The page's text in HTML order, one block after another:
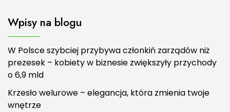
Wpisy na blogu
W Polsce szybciej przybywa członkiń zarządów niż
prezesek – kobiety w biznesie zwiększyły przychody
o 6,9 mld
Krzesło welurowe – elegancja, która zmienia twoje
wnętrze